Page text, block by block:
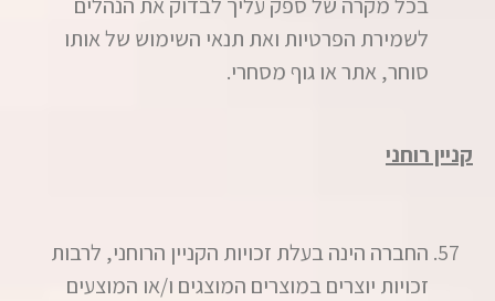
בכל מקרה של ספק עליך לבדוק את הנהלים
לשמירת הפרטיות ואת תנאי השימוש של אותו
סוחר, אתר או גוף מסחרי.
קניין רוחני
החברה הינה בעלת זכויות הקניין הרוחני, לרבות
זכויות יוצרים במוצרים המוצגים ו/או המוצעים